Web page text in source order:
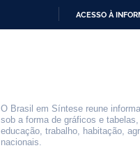
ACESSO À
O Brasil em Síntese reune
sob a forma de gráficos e
educação, trabalho, habitação,
nacionais.